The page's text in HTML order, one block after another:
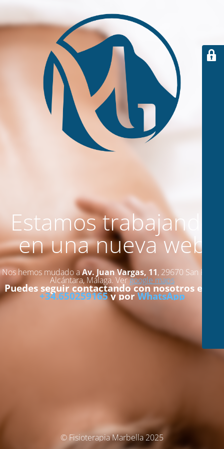
Estamos trabajando
en una nueva web
Nos hemos mudado aAv. Juan Vargas, 11, 29670 San Pedro
Alcántara, Málaga. Vergoogle maps
Puedes seguir contactando con nosotros en el
+34.650259165y porWhatsApp
© Fisioterapia Marbella 2025